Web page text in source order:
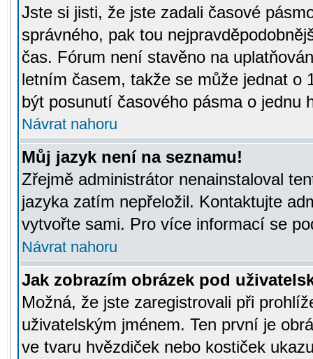
Jste si jisti, že jste zadali časové
správného, pak tou
čas. Fórum není stavěno na
letním časem, takže se může jednat o
být posunutí časového pásma o jednu
Návrat nahoru
Můj jazyk není na seznamu!
Zřejmě administrátor nenainstaloval
jazyka zatím nepřeložil. Kontaktujte
vytvořte sami. Pro více informací se
Návrat nahoru
Jak zobrazím obrázek pod
Možná, že jste zaregistrovali při
uživatelským jménem. Ten první je
ve tvaru hvězdiček nebo kostiček